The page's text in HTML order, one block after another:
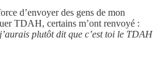
d’envoyer des gens de mon
TDAH, certains m’ont renvoyé :
plutôt dit que c’est toi le TDAH